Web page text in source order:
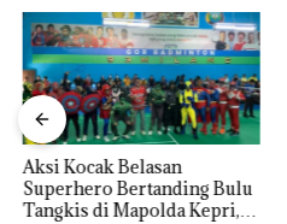
Aksi Kocak Belasan
Superhero Bertanding Bulu
Tangkis di Mapolda Kepri,